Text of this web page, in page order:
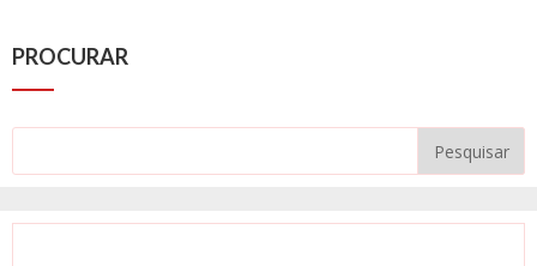
PROCURAR